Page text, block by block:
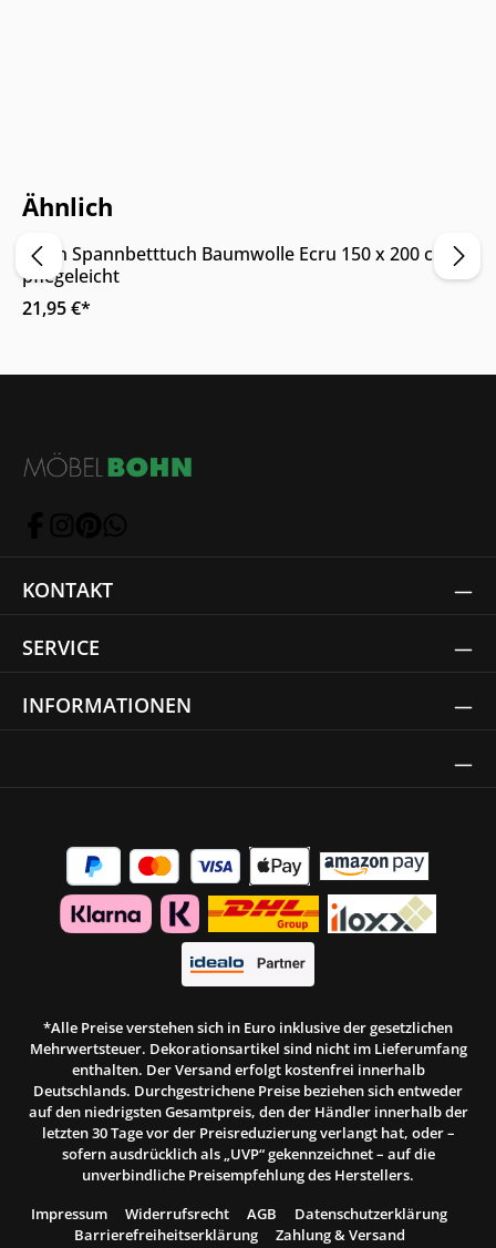
Ähnlich
Online & im Möbelhaus verfügbar
Hahn Spannbetttuch Baumwolle Ecru 150 x 200 cm
pflegeleicht
21,95 €*
KONTAKT
SERVICE
INFORMATIONEN
*Alle Preise verstehen sich in Euro inklusive der gesetzlichen
Mehrwertsteuer. Dekorationsartikel sind nicht im Lieferumfang
enthalten. Der Versand erfolgt kostenfrei innerhalb
Deutschlands. Durchgestrichene Preise beziehen sich entweder
auf den niedrigsten Gesamtpreis, den der Händler innerhalb der
letzten 30 Tage vor der Preisreduzierung verlangt hat, oder –
sofern ausdrücklich als „UVP“ gekennzeichnet – auf die
unverbindliche Preisempfehlung des Herstellers.
Impressum
Widerrufsrecht AGB
Datenschutzerklärung
Barrierefreiheitserklärung
Zahlung & Versand